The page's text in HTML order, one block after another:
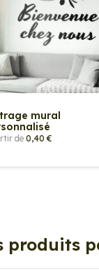
mural
de 0,40 €
produits